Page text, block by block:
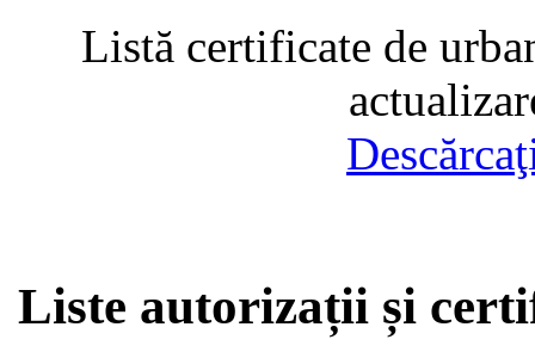
Listă certificate de
Liste autorizații și